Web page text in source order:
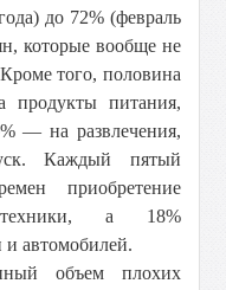
до 72% (февраль
которые вообще не
того, половина
продукты питания,
— на развлечения,
Каждый пятый
приобретение
техники, а 18%
автомобилей.
объем плохих